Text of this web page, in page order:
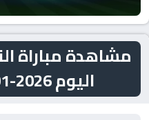
مشاهدة مباراة
اليوم 2026-01-25 بث مباشر